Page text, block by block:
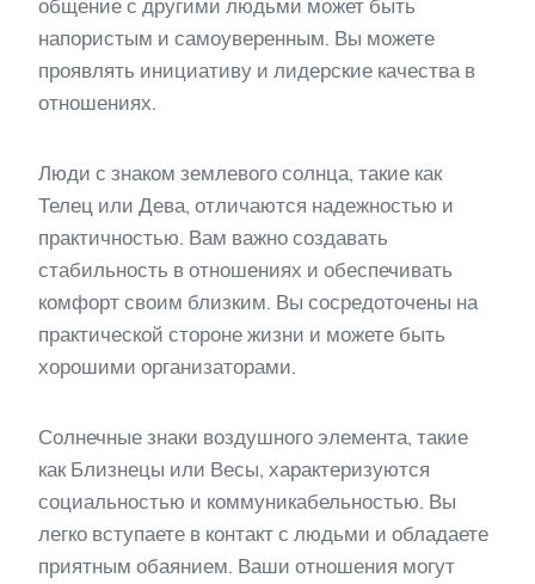
общение с другими людьми может быть
напористым и самоуверенным. Вы можете
проявлять инициативу и лидерские качества в
отношениях.
Люди с знаком землевого солнца, такие как
Телец или Дева, отличаются надежностью и
практичностью. Вам важно создавать
стабильность в отношениях и обеспечивать
комфорт своим близким. Вы сосредоточены на
практической стороне жизни и можете быть
хорошими организаторами.
Солнечные знаки воздушного элемента, такие
как Близнецы или Весы, характеризуются
социальностью и коммуникабельностью. Вы
легко вступаете в контакт с людьми и обладаете
приятным обаянием. Ваши отношения могут